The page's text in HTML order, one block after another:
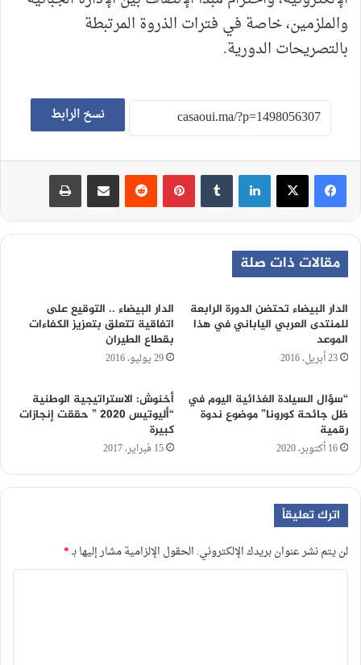
والملزمين، خاصة في فترات الذروة المرتبطة
بالتصريحات الدورية.
نسخ الرابط
لينكدإن بينتيريست
مقالات ذات صلة
الدار البيضاء تحتضن الدورة الرابعة
للمنتدى العربي الياباني في هذا
الموعد
23 أبريل، 2016
الدار البيضاء .. التوقيع على
اتفاقية تتعلق بتعزيز الكفاءات
بقطاع الطيران
29 يوليو، 2016
“سؤال السيادة الغذائية اليوم في
ظل جائحة كورونا” موضوع ندوة
رقمية
16 أكتوبر، 2020
أخنوش: الاستراتيجية الوطنية
“أليوتيس 2020 ” حققت إنجازات
كبيرة
15 فبراير، 2017
اترك تعليقاً
لن يتم نشر عنوان بريدك الإلكتروني. الحقول الإلزامية مشار إليها بـ*